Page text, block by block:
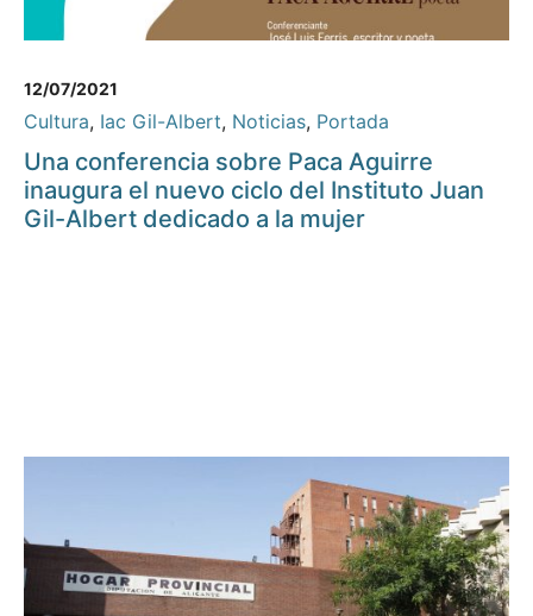
12/07/2021
Cultura, Iac Gil-Albert, Noticias, Portada
Una conferencia sobre Paca Aguirre
inaugura el nuevo ciclo del Instituto Juan
Gil-Albert dedicado a la mujer